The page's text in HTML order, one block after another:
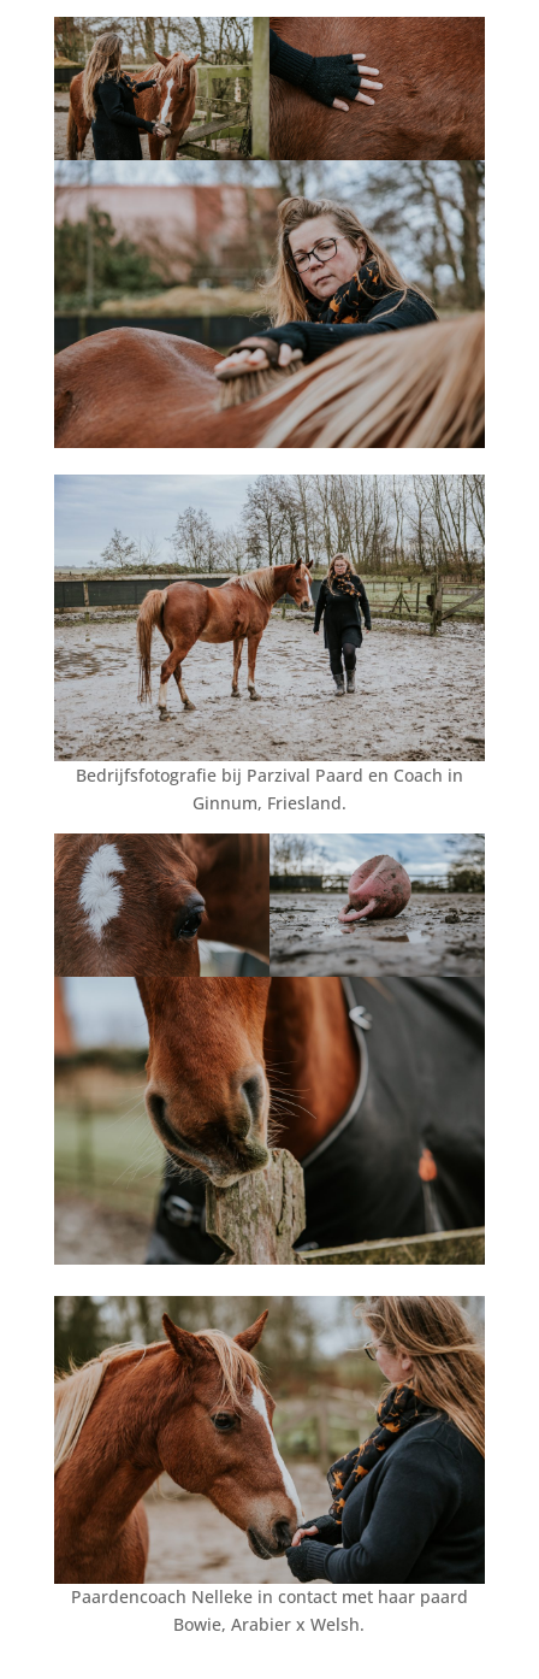
Bedrijfsfotografie bij Parzival Paard en Coach in
Ginnum, Friesland.
Paardencoach Nelleke in contact met haar paard
Bowie, Arabier x Welsh.